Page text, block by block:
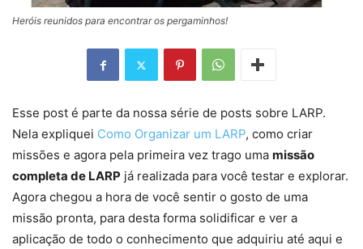
Heróis reunidos para encontrar os pergaminhos!
Esse post é parte da nossa série de posts sobre LARP.
Nela expliquei Como Organizar um LARP, como criar
missões e agora pela primeira vez trago uma missão
completa de LARP já realizada para você testar e explorar.
Agora chegou a hora de você sentir o gosto de uma
missão pronta, para desta forma solidificar e ver a
aplicação de todo o conhecimento que adquiriu até aqui e